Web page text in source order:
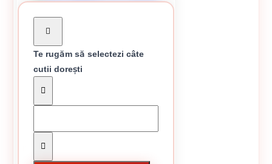
17.93 Lei / Kg
Preț per cutie:89.65 lei
Te rugăm să selectezi câte
cutii dorești